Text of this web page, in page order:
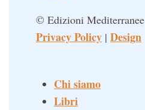
© Edizioni Mediterranee
Privacy Policy | Design
Chi siamo
Libri